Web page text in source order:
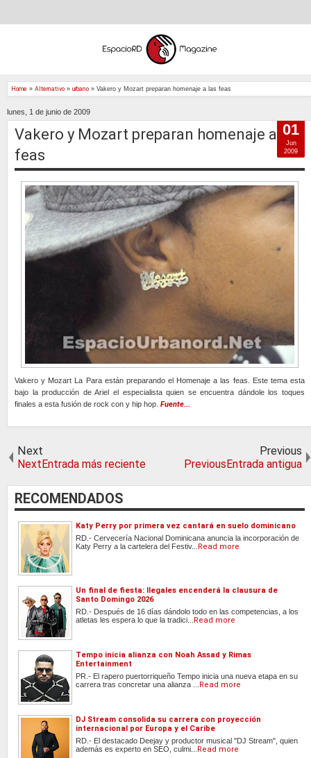
Home » Alternativo » urbano » Vakero y Mozart preparan homenaje a las feas
lunes, 1 de junio de 2009
Vakero y Mozart preparan homenaje a las
feas
Vakero y Mozart La Para están preparando el Homenaje a las feas. Este tema esta
bajo la producción de Ariel el especialista quien se encuentra dándole los toques
finales a esta fusión de rock con y hip hop. Fuente...
01
Jun
2009
Next
NextEntrada más reciente
Previous
PreviousEntrada antigua
RECOMENDADOS
Katy Perry por primera vez cantará en suelo dominicano
RD.- Cervecería Nacional Dominicana anuncia la incorporación de
Katy Perry a la cartelera del Festiv...
Read more
Un final de fiesta: Ilegales encenderá la clausura de
Santo Domingo 2026
RD.- Después de 16 días dándolo todo en las competencias, a los
atletas les espera lo que la tradici...
Read more
Tempo inicia alianza con Noah Assad y Rimas
Entertainment
PR.- El rapero puertorriqueño Tempo inicia una nueva etapa en su
carrera tras concretar una alianza ...
Read more
DJ Stream consolida su carrera con proyección
internacional por Europa y el Caribe
RD.- El destacado Deejay y productor musical "DJ Stream", quien
además es experto en SEO, culmi...
Read more